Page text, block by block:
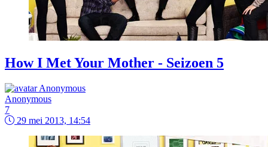
How I Met Your Mother - Seizoen 5
Anonymous
7
29 mei 2013, 14:54